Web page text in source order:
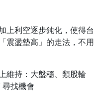
上利空逐步鈍化，使得台
震盪墊高」的走法，不用
維持：大盤穩、類股輪
找機會